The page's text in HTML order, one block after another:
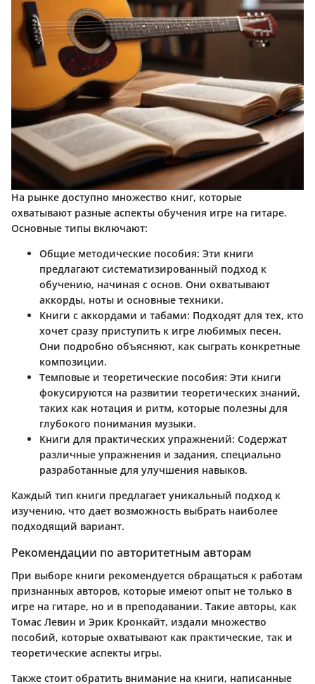
На рынке доступно множество книг, которые
охватывают разные аспекты обучения игре на гитаре.
Основные типы включают:
Общие методические пособия: Эти книги
предлагают систематизированный подход к
обучению, начиная с основ. Они охватывают
аккорды, ноты и основные техники.
Книги с аккордами и табами: Подходят для тех, кто
хочет сразу приступить к игре любимых песен.
Они подробно объясняют, как сыграть конкретные
композиции.
Темповые и теоретические пособия: Эти книги
фокусируются на развитии теоретических знаний,
таких как нотация и ритм, которые полезны для
глубокого понимания музыки.
Книги для практических упражнений: Содержат
различные упражнения и задания, специально
разработанные для улучшения навыков.
Каждый тип книги предлагает уникальный подход к
изучению, что дает возможность выбрать наиболее
подходящий вариант.
Рекомендации по авторитетным авторам
При выборе книги рекомендуется обращаться к работам
признанных авторов, которые имеют опыт не только в
игре на гитаре, но и в преподавании. Такие авторы, как
Томас Левин и Эрик Кронкайт, издали множество
пособий, которые охватывают как практические, так и
теоретические аспекты игры.
Также стоит обратить внимание на книги, написанные